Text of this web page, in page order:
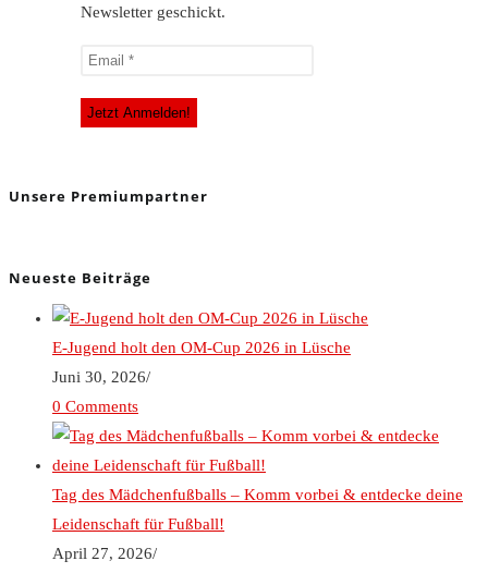
Newsletter geschickt.
Unsere Premiumpartner
Neueste Beiträge
E-Jugend holt den OM-Cup 2026 in Lüsche
Juni 30, 2026/
0 Comments
Tag des Mädchenfußballs – Komm vorbei & entdecke deine
Leidenschaft für Fußball!
April 27, 2026/